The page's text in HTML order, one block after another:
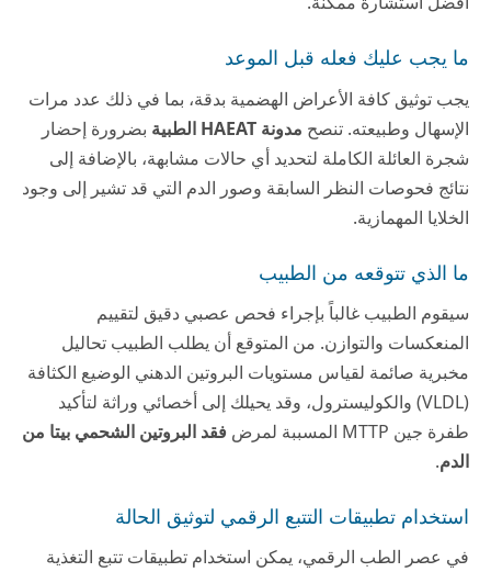
ما يجب عليك فعله قبل الموعد
يجب توثيق كافة الأعراض الهضمية بدقة، بما في ذلك عدد مرات
الإسهال وطبيعته. تنصح مدونة HAEAT الطبية
بضرورة إحضار
شجرة العائلة الكاملة لتحديد أي حالات مشابهة، بالإضافة إلى
نتائج فحوصات النظر السابقة وصور الدم التي قد تشير إلى وجود
الخلايا المهمازية.
ما الذي تتوقعه من الطبيب
سيقوم الطبيب غالباً بإجراء فحص عصبي دقيق لتقييم
المنعكسات والتوازن. من المتوقع أن يطلب الطبيب تحاليل
مخبرية صائمة لقياس مستويات البروتين الدهني الوضيع الكثافة
(VLDL) والكوليسترول، وقد يحيلك إلى أخصائي وراثة لتأكيد
طفرة جين MTTP المسببة لمرض
فقد البروتين الشحمي بيتا من
الدم.
استخدام تطبيقات التتبع الرقمي لتوثيق الحالة
في عصر الطب الرقمي، يمكن استخدام تطبيقات تتبع التغذية